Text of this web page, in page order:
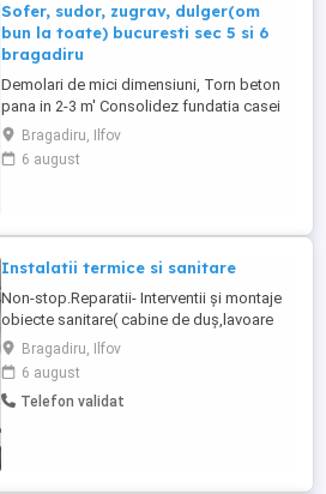
Sofer, sudor, zugrav, dulger(om
bun la toate) bucuresti sec 5 si 6
bragadiru
Demolari de mici dimensiuni, Torn beton
pana in 2-3 m' Consolidez fundatia casei
Execut acoperișuri pt magazie sau casa
pana in 100m Confectii metalice,:garaj,
gard. renovaz garsoniere apartamente
glet rigips,, ...
Bragadiru, Ilfov
6 august
Instalatii termice si sanitare
Non-stop.Reparatii- Interventii și montaje
obiecte sanitare( cabine de duș,lavoare
,wc,boilere,hidrofoare de mare sau mică
adancime,pompe semersibile,baterii de
duș lavoar,etc Montaj blat de bucătărie
,chiuveta ,plita pe blat,ambient . Montaj
Bragadiru, Ilfov
6 august
Telefon validat